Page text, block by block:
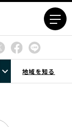
地域を知る